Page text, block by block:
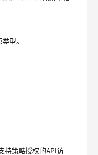
型。
持策略授权的API访